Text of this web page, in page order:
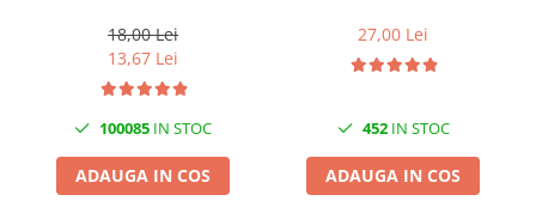
Clean
18,00 Lei
13,67 Lei
100085 IN STOC
ADAUGA IN COS
27,00 Lei
452IN STOC
ADAUGA IN COS